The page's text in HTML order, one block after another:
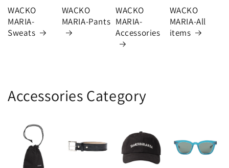
WACKO
MARIA-
Sweats
WACKO
MARIA-Pants
WACKO
MARIA-
Accessories
WACKO
MARIA-All
items
Accessories Category